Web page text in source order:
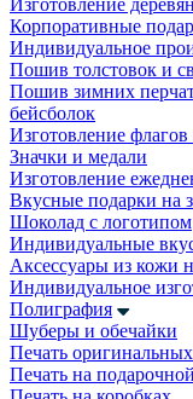
Изготовление
Корпоративные
Индивидуальное
Пошив толстовок и
Пошив зимних
бейсболок
Изготовление
Значки и медали
Изготовление
Вкусные подарки на
Шоколад с логотипом
Индивидуальные
Аксессуары из кожи
Индивидуальное
Полиграфия
Шуберы и обечайки
Печать
Печать на